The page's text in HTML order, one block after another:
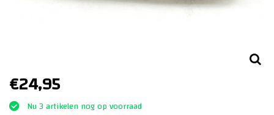
€24,95
Nu 3 artikelen nog op voorraad